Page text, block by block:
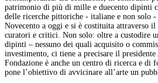
patrimonio di più di mille e duecento dipinti
delle ricerche pittoriche - italiane e non solo
Novecento a oggi e si è costituita attraverso
curatori e critici. Non solo: oltre a custodire
dipinti – nessuno dei quali acquisito o
investimento, ci tiene a precisare il
Fondazione è anche un centro di ricerca e di
pone l’obiettivo di avvicinare all’arte un